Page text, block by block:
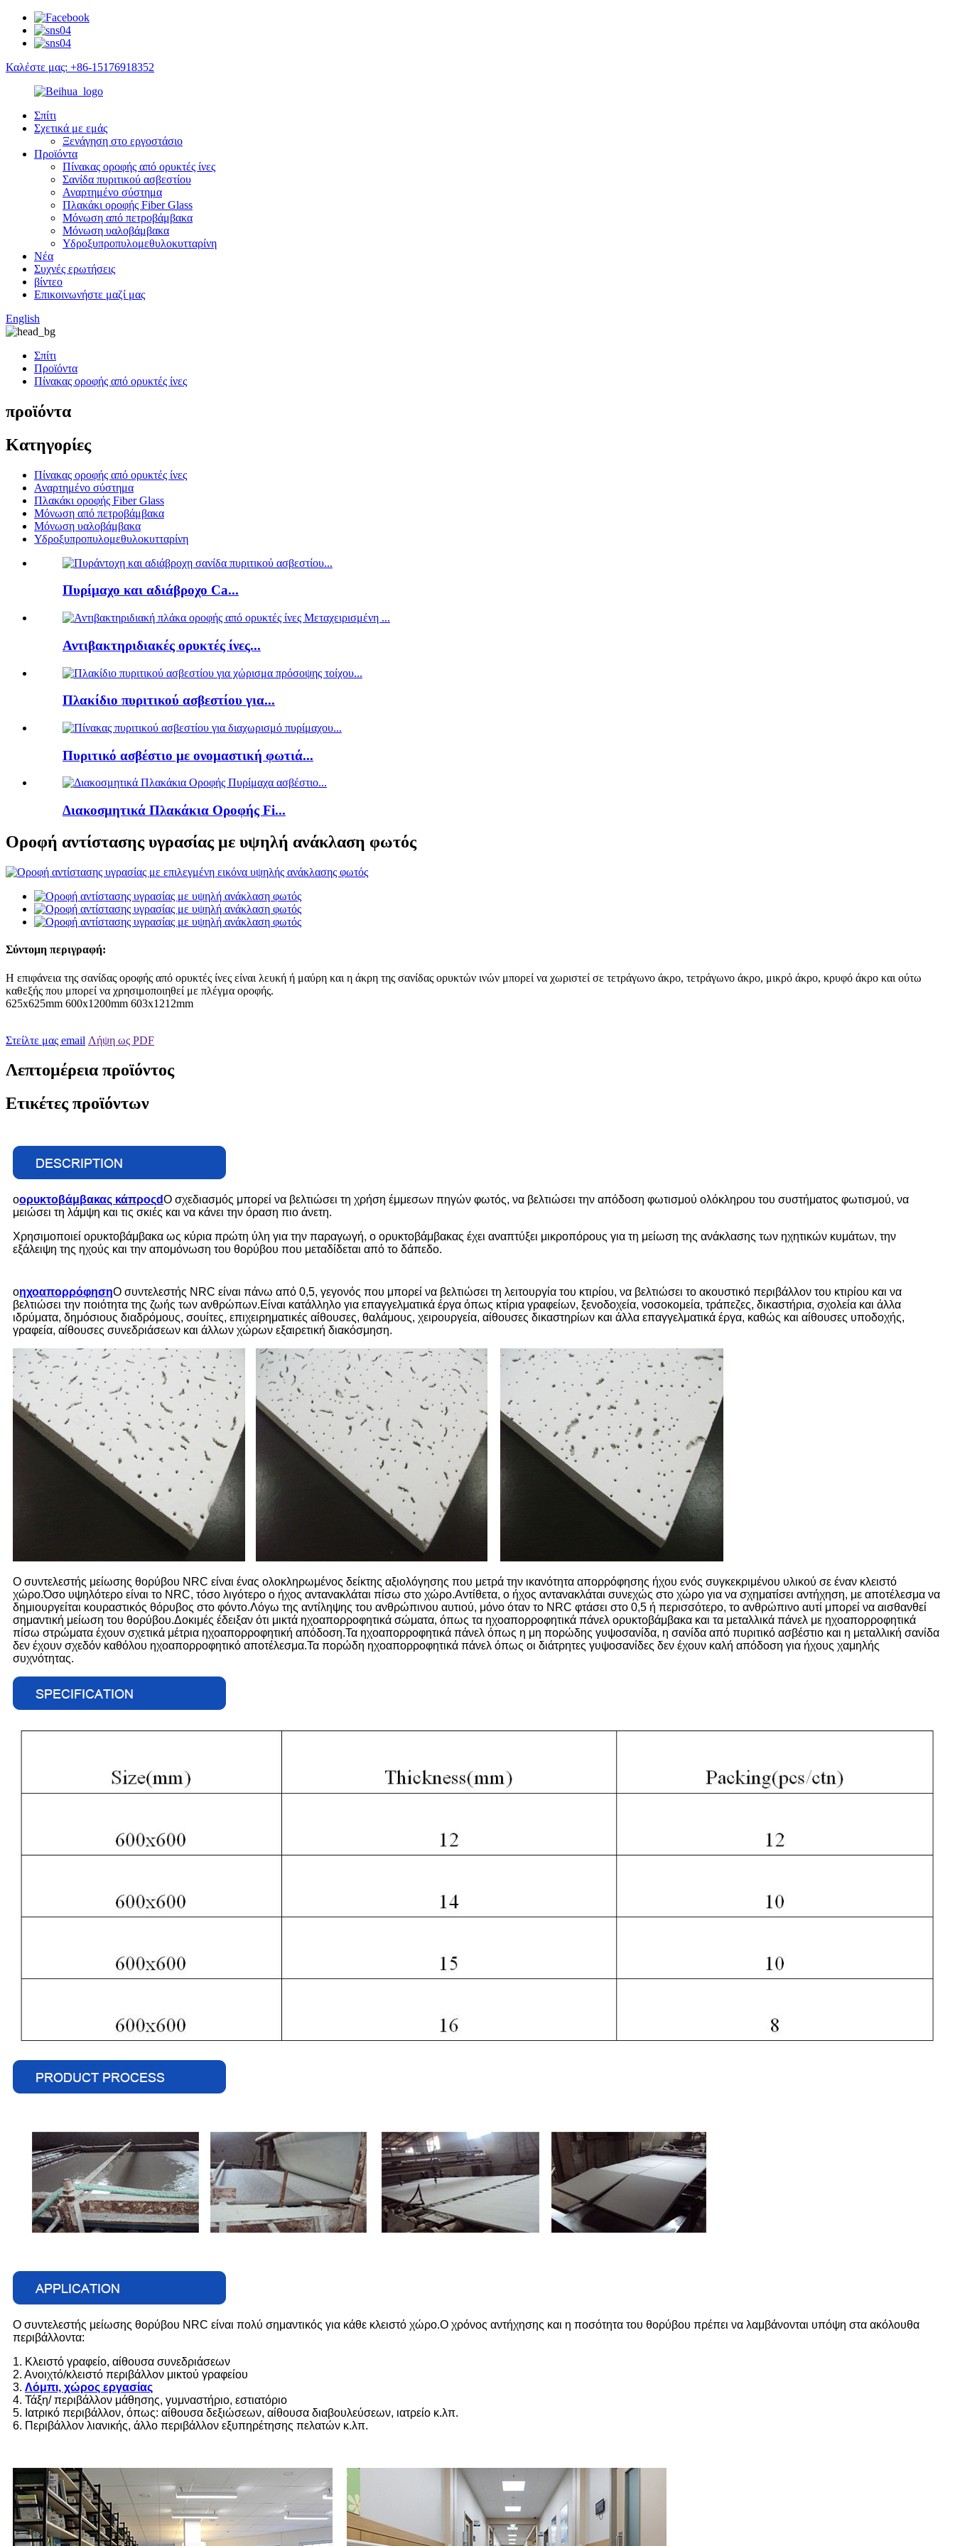
Καλέστε μας: +86-15176918352
Σπίτι
Σχετικά με εμάς
Ξενάγηση στο εργοστάσιο
Προϊόντα
Πίνακας οροφής από ορυκτές ίνες
Σανίδα πυριτικού ασβεστίου
Αναρτημένο σύστημα
Πλακάκι οροφής Fiber Glass
Μόνωση από πετροβάμβακα
Μόνωση υαλοβάμβακα
Υδροξυπροπυλομεθυλοκυτταρίνη
Νέα
Συχνές ερωτήσεις
βίντεο
Επικοινωνήστε μαζί μας
English
Σπίτι
Προϊόντα
Πίνακας οροφής από ορυκτές ίνες
προϊόντα
Κατηγορίες
Πίνακας οροφής από ορυκτές ίνες
Αναρτημένο σύστημα
Πλακάκι οροφής Fiber Glass
Μόνωση από πετροβάμβακα
Μόνωση υαλοβάμβακα
Υδροξυπροπυλομεθυλοκυτταρίνη
Πυρίμαχο και αδιάβροχο Ca...
Αντιβακτηριδιακές ορυκτές ίνες...
Πλακίδιο πυριτικού ασβεστίου για...
Πυριτικό ασβέστιο με ονομαστική φωτιά...
Διακοσμητικά Πλακάκια Οροφής Fi...
Οροφή αντίστασης υγρασίας με υψηλή ανάκλαση φωτός
Σύντομη περιγραφή:
Η επιφάνεια της σανίδας οροφής από ορυκτές ίνες είναι λευκή ή μαύρη και η άκρη της σανίδας ορυκτών ινών μπορεί να χωριστεί σε τετράγωνο άκρο, τετράγωνο άκρο, μικρό άκρο, κρυφό άκρο και ούτω
καθεξής που μπορεί να χρησιμοποιηθεί με πλέγμα οροφής.
625x625mm 600x1200mm 603x1212mm
Στείλτε μας email Λήψη ως PDF
Λεπτομέρεια προϊόντος
Ετικέτες προϊόντων
οορυκτοβάμβακας κάπροςdΟ σχεδιασμός μπορεί να βελτιώσει τη χρήση έμμεσων πηγών φωτός, να βελτιώσει την απόδοση φωτισμού ολόκληρου του συστήματος φωτισμού, να
μειώσει τη λάμψη και τις σκιές και να κάνει την όραση πιο άνετη.
Χρησιμοποιεί ορυκτοβάμβακα ως κύρια πρώτη ύλη για την παραγωγή, ο ορυκτοβάμβακας έχει αναπτύξει μικροπόρους για τη μείωση της ανάκλασης των ηχητικών κυμάτων, την
εξάλειψη της ηχούς και την απομόνωση του θορύβου που μεταδίδεται από το δάπεδο.
οηχοαπορρόφησηΟ συντελεστής NRC είναι πάνω από 0,5, γεγονός που μπορεί να βελτιώσει τη λειτουργία του κτιρίου, να βελτιώσει το ακουστικό περιβάλλον του κτιρίου και να
βελτιώσει την ποιότητα της ζωής των ανθρώπων.Είναι κατάλληλο για επαγγελματικά έργα όπως κτίρια γραφείων, ξενοδοχεία, νοσοκομεία, τράπεζες, δικαστήρια, σχολεία και άλλα
ιδρύματα, δημόσιους διαδρόμους, σουίτες, επιχειρηματικές αίθουσες, θαλάμους, χειρουργεία, αίθουσες δικαστηρίων και άλλα επαγγελματικά έργα, καθώς και αίθουσες υποδοχής,
γραφεία, αίθουσες συνεδριάσεων και άλλων χώρων εξαιρετική διακόσμηση.
Ο συντελεστής μείωσης θορύβου NRC είναι ένας ολοκληρωμένος δείκτης αξιολόγησης που μετρά την ικανότητα απορρόφησης ήχου ενός συγκεκριμένου υλικού σε έναν κλειστό
χώρο.Όσο υψηλότερο είναι το NRC, τόσο λιγότερο ο ήχος αντανακλάται πίσω στο χώρο.Αντίθετα, ο ήχος αντανακλάται συνεχώς στο χώρο για να σχηματίσει αντήχηση, με αποτέλεσμα να
δημιουργείται κουραστικός θόρυβος στο φόντο.Λόγω της αντίληψης του ανθρώπινου αυτιού, μόνο όταν το NRC φτάσει στο 0,5 ή περισσότερο, το ανθρώπινο αυτί μπορεί να αισθανθεί
σημαντική μείωση του θορύβου.Δοκιμές έδειξαν ότι μικτά ηχοαπορροφητικά σώματα, όπως τα ηχοαπορροφητικά πάνελ ορυκτοβάμβακα και τα μεταλλικά πάνελ με ηχοαπορροφητικά
πίσω στρώματα έχουν σχετικά μέτρια ηχοαπορροφητική απόδοση.Τα ηχοαπορροφητικά πάνελ όπως η μη πορώδης γυψοσανίδα, η σανίδα από πυριτικό ασβέστιο και η μεταλλική σανίδα
δεν έχουν σχεδόν καθόλου ηχοαπορροφητικό αποτέλεσμα.Τα πορώδη ηχοαπορροφητικά πάνελ όπως οι διάτρητες γυψοσανίδες δεν έχουν καλή απόδοση για ήχους χαμηλής
συχνότητας.
Ο συντελεστής μείωσης θορύβου NRC είναι πολύ σημαντικός για κάθε κλειστό χώρο.Ο χρόνος αντήχησης και η ποσότητα του θορύβου πρέπει να λαμβάνονται υπόψη στα ακόλουθα
περιβάλλοντα:
1. Κλειστό γραφείο, αίθουσα συνεδριάσεων
2. Ανοιχτό/κλειστό περιβάλλον μικτού γραφείου
3. Λόμπι, χώρος εργασίας
4. Τάξη/ περιβάλλον μάθησης, γυμναστήριο, εστιατόριο
5. Ιατρικό περιβάλλον, όπως: αίθουσα δεξιώσεων, αίθουσα διαβουλεύσεων, ιατρείο κ.λπ.
6. Περιβάλλον λιανικής, άλλο περιβάλλον εξυπηρέτησης πελατών κ.λπ.